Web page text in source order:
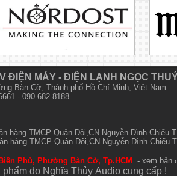
ĐIỆN MÁY - ĐIỆN LẠNH NGỌC
Bàn Cờ, Thành phố Hồ Chí Minh, Việt Nam.
- 090 682 8188
hàng TMCP Quân Đội,CN Nguyễn Đình
hàng TMCP Quân Đội,CN Nguyễn Đình
Phủ, Phường Bàn Cờ, Tp.HCM - xem bản
do Nghĩa Thủy Audio cung cấp !